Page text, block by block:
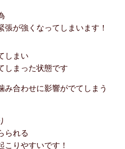
張が強くなってしまいます！
しまい
しまった状態です
み合わせに影響がでてしまう
られる
こりやすいです！